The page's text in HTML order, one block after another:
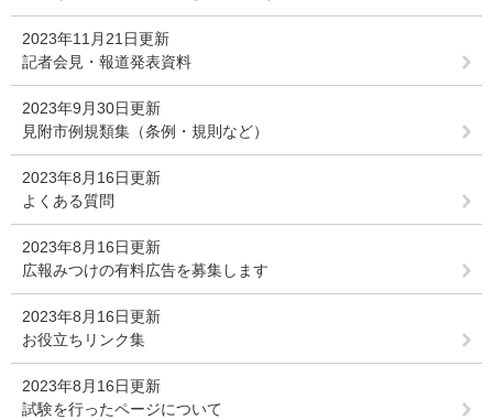
2023年11月21日更新
記者会見・報道発表資料
2023年9月30日更新
見附市例規類集（条例・規則など）
2023年8月16日更新
よくある質問
2023年8月16日更新
広報みつけの有料広告を募集します
2023年8月16日更新
お役立ちリンク集
2023年8月16日更新
試験を行ったページについて